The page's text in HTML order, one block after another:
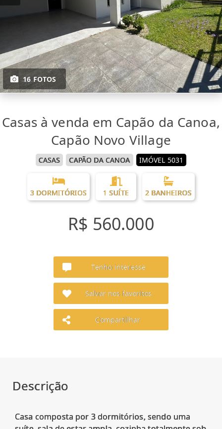
16 FOTOS
Casas à venda em Capão da Canoa,
Capão Novo Village
CASAS CAPÃO DA CANOA IMÓVEL 5031
3 DORMITÓRIOS 1 SUÍTE 2 BANHEIROS
R$ 560.000
Tenho interesse
Salvar nos favoritos
Compartilhar
Descrição
Casa composta por 3 dormitórios, sendo uma